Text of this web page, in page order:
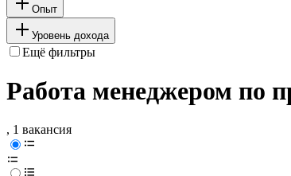
Опыт
Уровень дохода
Ещё фильтры
Работа менеджером по
, 1 вакансия